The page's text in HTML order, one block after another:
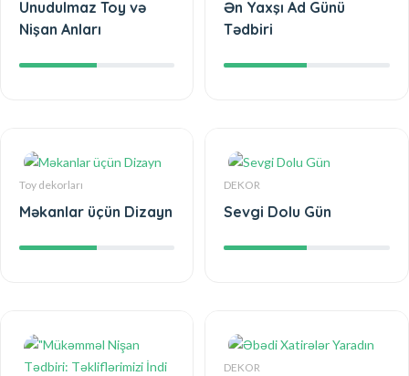
Unudulmaz Toy və
Nişan Anları
Ən Yaxşı Ad Günü
Tədbiri
Toy dekorları
Məkanlar üçün Dizayn
DEKOR
Sevgi Dolu Gün
DEKOR